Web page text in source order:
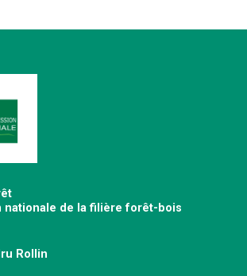
nationale de la filière forêt-bois
Rollin